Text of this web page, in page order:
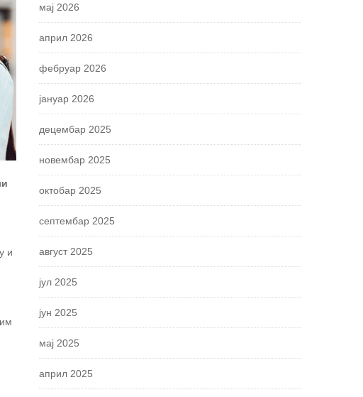
и
мај 2026
април 2026
фебруар 2026
јануар 2026
децембар 2025
новембар 2025
октобар 2025
септембар 2025
август 2025
јул 2025
јун 2025
мај 2025
април 2025